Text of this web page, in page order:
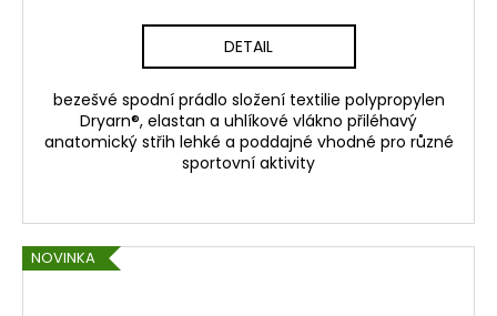
DETAIL
bezešvé spodní prádlo složení textilie polypropylen
Dryarn®, elastan a uhlíkové vlákno přiléhavý
anatomický střih lehké a poddajné vhodné pro různé
sportovní aktivity
NOVINKA